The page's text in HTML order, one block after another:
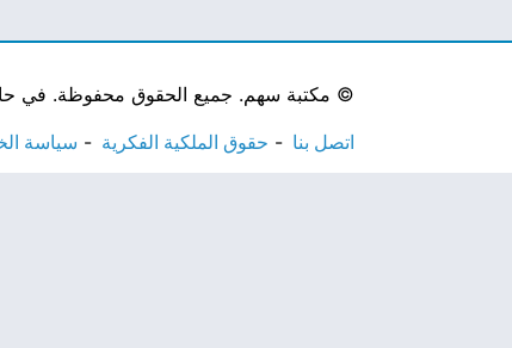
© مكتبة سهم. جميع الحقوق محفوظة. في حال
اتصل بنا حقوق الملكية الفكرية سياسة